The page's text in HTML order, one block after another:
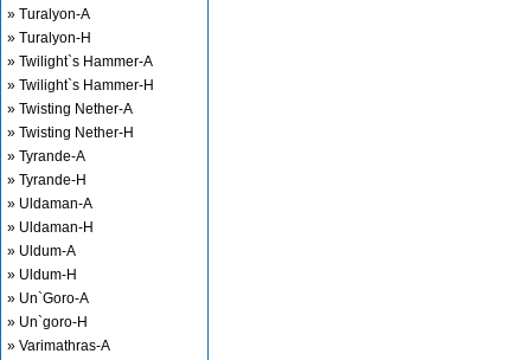
» Turalyon-A
» Turalyon-H
» Twilight`s Hammer-A
» Twilight`s Hammer-H
» Twisting Nether-A
» Twisting Nether-H
» Tyrande-A
» Tyrande-H
» Uldaman-A
» Uldaman-H
» Uldum-A
» Uldum-H
» Un`Goro-A
» Un`goro-H
» Varimathras-A